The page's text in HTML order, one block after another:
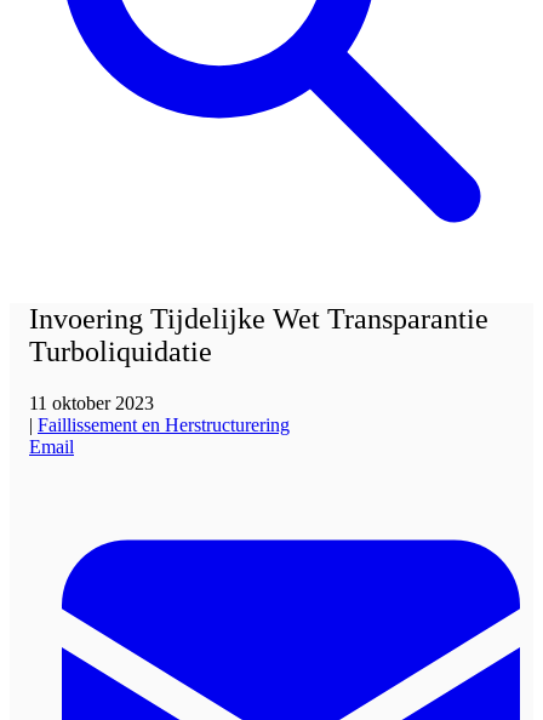
Invoering Tijdelijke Wet Transparantie
Turboliquidatie
11 oktober 2023
| Faillissement en Herstructurering
Email